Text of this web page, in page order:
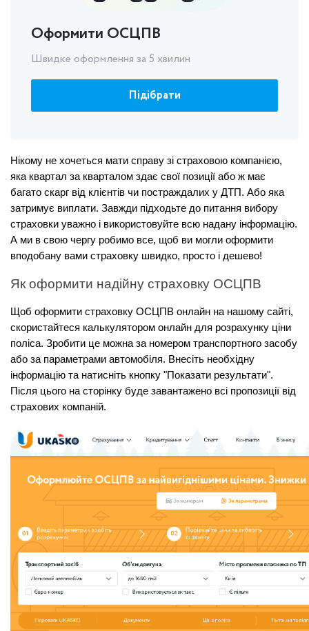
Оформити ОСЦПВ
Швидке оформлення за 5 хвилин
Підібрати
Нікому не хочеться мати справу зі страховою компанією,
яка квартал за кварталом здає свої позиції або ж має
багато скарг від клієнтів чи постраждалих у ДТП. Або яка
затримує виплати. Завжди підходьте до питання вибору
страховки уважно і використовуйте всю надану інформацію.
А ми в свою чергу робимо все, щоб ви могли оформити
вподобану вами страховку швидко, просто і дешево!
Як оформити надійну страховку ОСЦПВ
Щоб оформити страховку ОСЦПВ онлайн на нашому сайті,
скористайтеся калькулятором онлайн для розрахунку ціни
поліса. Зробити це можна за номером транспортного засобу
або за параметрами автомобіля. Внесіть необхідну
інформацію та натисніть кнопку "Показати результати".
Після цього на сторінку буде завантажено всі пропозиції від
страхових компаній.